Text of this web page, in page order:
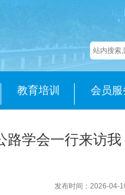
教育培训 会员服
学会一行来访我
发布时间：2026-04-